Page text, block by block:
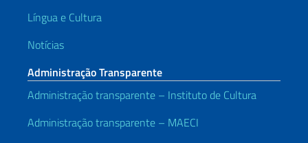
Língua e Cultura
Notícias
Administração Transparente
Administração transparente – Instituto de Cultura
Administração transparente – MAECI